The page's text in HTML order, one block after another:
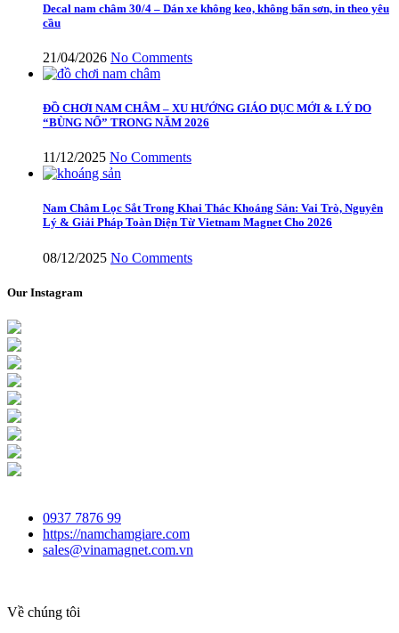
Decal nam châm 30/4 – Dán xe không keo, không bẩn sơn, in theo yêu
cầu
21/04/2026 No Comments
ĐỒ CHƠI NAM CHÂM – XU HƯỚNG GIÁO DỤC MỚI & LÝ DO
“BÙNG NỔ” TRONG NĂM 2026
11/12/2025 No Comments
Nam Châm Lọc Sắt Trong Khai Thác Khoáng Sản: Vai Trò, Nguyên
Lý & Giải Pháp Toàn Diện Từ Vietnam Magnet Cho 2026
08/12/2025 No Comments
Our Instagram
0937 7876 99
https://namchamgiare.com
sales@vinamagnet.com.vn
Về chúng tôi